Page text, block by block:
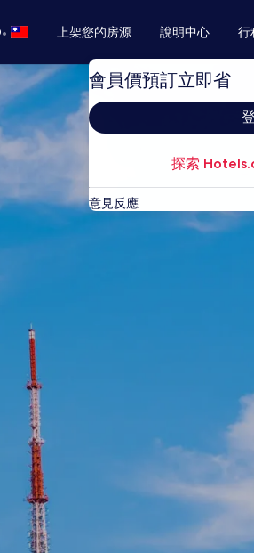
• 上架您的房源 說明中心 行
會員價預訂立即省
探索
意見反應